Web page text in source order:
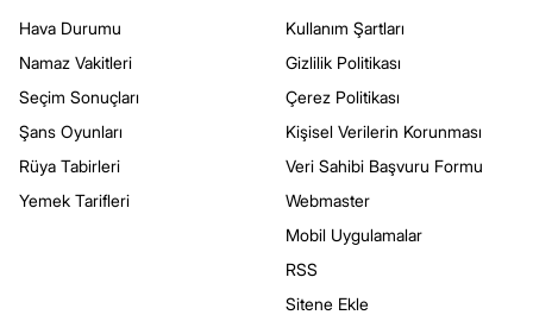
Hava Durumu
Namaz Vakitleri
Seçim Sonuçları
Şans Oyunları
Rüya Tabirleri
Yemek Tarifleri
Kullanım Şartları
Gizlilik Politikası
Çerez Politikası
Kişisel Verilerin Korunması
Veri Sahibi Başvuru Formu
Webmaster
Mobil Uygulamalar
RSS
Sitene Ekle